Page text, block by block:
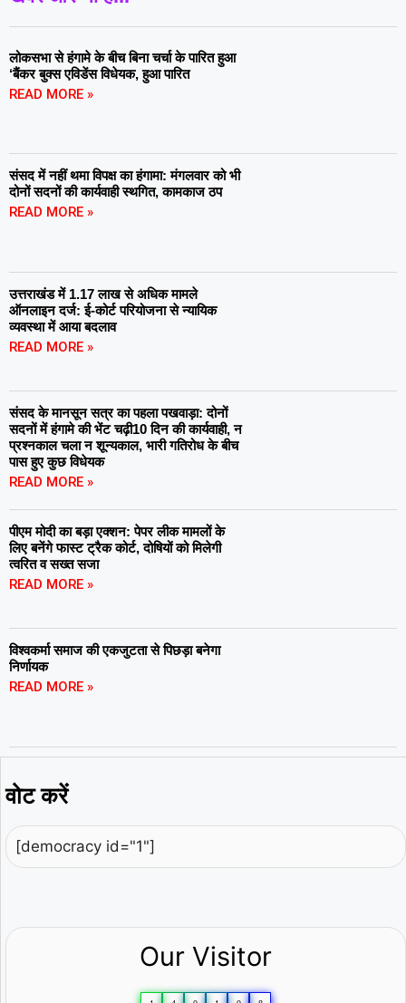
लोकसभा से हंगामे के बीच बिना चर्चा के पारित हुआ
‘बैंकर बुक्स एविडेंस विधेयक, हुआ पारित
READ MORE »
संसद में नहीं थमा विपक्ष का हंगामा: मंगलवार को भी
दोनों सदनों की कार्यवाही स्थगित, कामकाज ठप
READ MORE »
उत्तराखंड में 1.17 लाख से अधिक मामले
ऑनलाइन दर्ज: ई-कोर्ट परियोजना से न्यायिक
व्यवस्था में आया बदलाव
READ MORE »
संसद के मानसून सत्र का पहला पखवाड़ा: दोनों
सदनों में हंगामे की भेंट चढ़ी10 दिन की कार्यवाही, न
प्रश्नकाल चला न शून्यकाल, भारी गतिरोध के बीच
पास हुए कुछ विधेयक
READ MORE »
पीएम मोदी का बड़ा एक्शन: पेपर लीक मामलों के
लिए बनेंगे फास्ट ट्रैक कोर्ट, दोषियों को मिलेगी
त्वरित व सख्त सजा
READ MORE »
विश्वकर्मा समाज की एकजुटता से पिछड़ा बनेगा
निर्णायक
READ MORE »
वोट करें
[democracy id="1"]
Our Visitor